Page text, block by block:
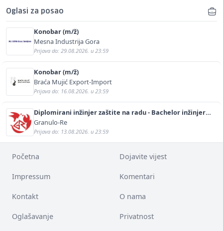
Oglasi za posao
Konobar (m/ž)
Mesna Industrija Gora
Prijava do: 29.08.2026. u 23:59
Konobar (m/ž)
Braća Mujić Export-Import
Prijava do: 16.08.2026. u 23:59
Diplomirani inžinjer zaštite na radu - Bachelor inžinjer
sigurnosti i pomoći (m/ž)
Granulo-Re
Prijava do: 13.08.2026. u 23:59
Početna Dojavite vijest
Impressum Komentari
Kontakt O nama
Oglašavanje Privatnost